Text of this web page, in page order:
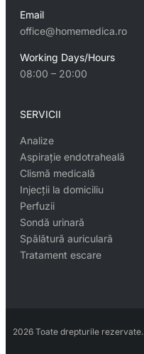
Email
office@homemedica.ro
Working Days/Hours
08:00 – 20:00
SERVICII
Analize
Aspirație endotraheală
Clismă medicală
Injecții la domiciliu
Perfuzii
Sondă urinară
Spălătură auriculară
Tratament escare
2026 Toate drepturile rezervate.